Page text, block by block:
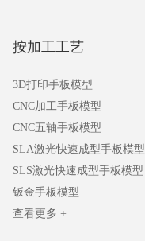
按加工工艺
3D打印手板模型
CNC加工手板模型
CNC五轴手板模型
SLA激光快速成型手板模型
SLS激光快速成型手板模型
钣金手板模型
查看更多 +